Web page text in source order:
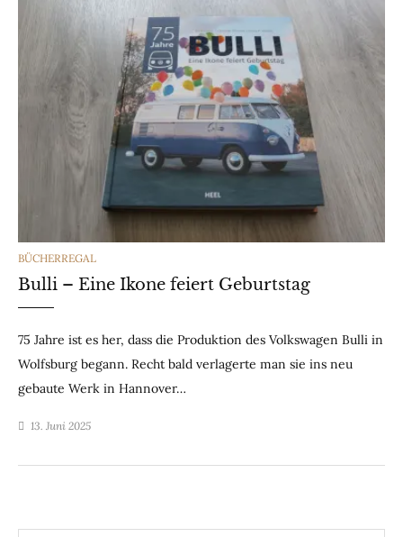
CATEGORIES
BÜCHERREGAL
Bulli – Eine Ikone feiert Geburtstag
75 Jahre ist es her, dass die Produktion des Volkswagen Bulli in
Wolfsburg begann. Recht bald verlagerte man sie ins neu
gebaute Werk in Hannover…
13. Juni 2025